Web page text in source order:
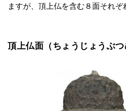
ますが、頂上仏を含む８面それ
頂上仏面（ちょうじょうぶつ